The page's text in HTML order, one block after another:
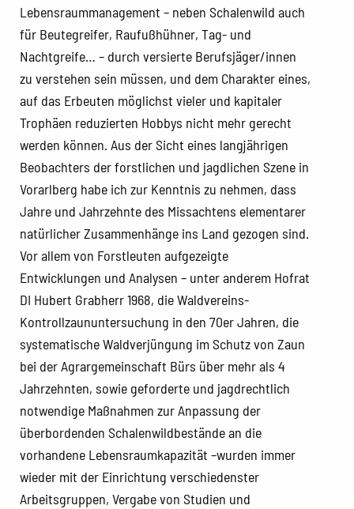
Lebensraummanagement – neben Schalenwild auch
für Beutegreifer, Raufußhühner, Tag- und
Nachtgreife… – durch versierte Berufsjäger/innen
zu verstehen sein müssen, und dem Charakter eines,
auf das Erbeuten möglichst vieler und kapitaler
Trophäen reduzierten Hobbys nicht mehr gerecht
werden können. Aus der Sicht eines langjährigen
Beobachters der forstlichen und jagdlichen Szene in
Vorarlberg habe ich zur Kenntnis zu nehmen, dass
Jahre und Jahrzehnte des Missachtens elementarer
natürlicher Zusammenhänge ins Land gezogen sind.
Vor allem von Forstleuten aufgezeigte
Entwicklungen und Analysen – unter anderem Hofrat
DI Hubert Grabherr 1968, die Waldvereins-
Kontrollzaununtersuchung in den 70er Jahren, die
systematische Waldverjüngung im Schutz von Zaun
bei der Agrargemeinschaft Bürs über mehr als 4
Jahrzehnten, sowie geforderte und jagdrechtlich
notwendige Maßnahmen zur Anpassung der
überbordenden Schalenwildbestände an die
vorhandene Lebensraumkapazität –wurden immer
wieder mit der Einrichtung verschiedenster
Arbeitsgruppen, Vergabe von Studien und